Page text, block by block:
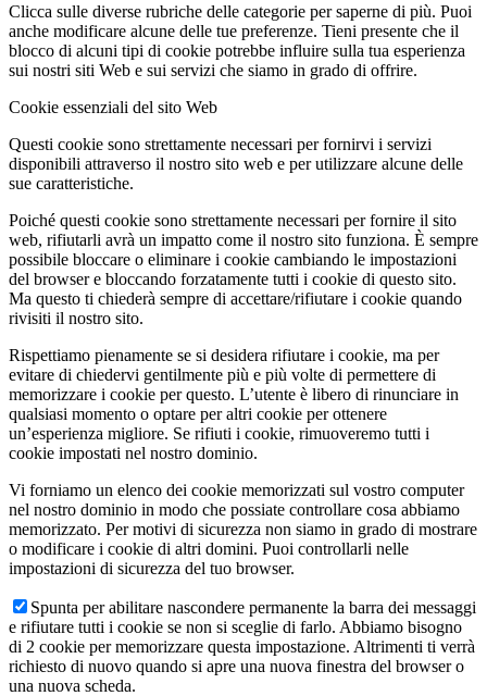
Clicca sulle diverse rubriche delle categorie per saperne di più. Puoi
anche modificare alcune delle tue preferenze. Tieni presente che il
blocco di alcuni tipi di cookie potrebbe influire sulla tua esperienza
sui nostri siti Web e sui servizi che siamo in grado di offrire.
Cookie essenziali del sito Web
Questi cookie sono strettamente necessari per fornirvi i servizi
disponibili attraverso il nostro sito web e per utilizzare alcune delle
sue caratteristiche.
Poiché questi cookie sono strettamente necessari per fornire il sito
web, rifiutarli avrà un impatto come il nostro sito funziona. È sempre
possibile bloccare o eliminare i cookie cambiando le impostazioni
del browser e bloccando forzatamente tutti i cookie di questo sito.
Ma questo ti chiederà sempre di accettare/rifiutare i cookie quando
rivisiti il nostro sito.
Rispettiamo pienamente se si desidera rifiutare i cookie, ma per
evitare di chiedervi gentilmente più e più volte di permettere di
memorizzare i cookie per questo. L’utente è libero di rinunciare in
qualsiasi momento o optare per altri cookie per ottenere
un’esperienza migliore. Se rifiuti i cookie, rimuoveremo tutti i
cookie impostati nel nostro dominio.
Vi forniamo un elenco dei cookie memorizzati sul vostro computer
nel nostro dominio in modo che possiate controllare cosa abbiamo
memorizzato. Per motivi di sicurezza non siamo in grado di mostrare
o modificare i cookie di altri domini. Puoi controllarli nelle
impostazioni di sicurezza del tuo browser.
Spunta per abilitare nascondere permanente la barra dei messaggi
e rifiutare tutti i cookie se non si sceglie di farlo. Abbiamo bisogno
di 2 cookie per memorizzare questa impostazione. Altrimenti ti verrà
richiesto di nuovo quando si apre una nuova finestra del browser o
una nuova scheda.